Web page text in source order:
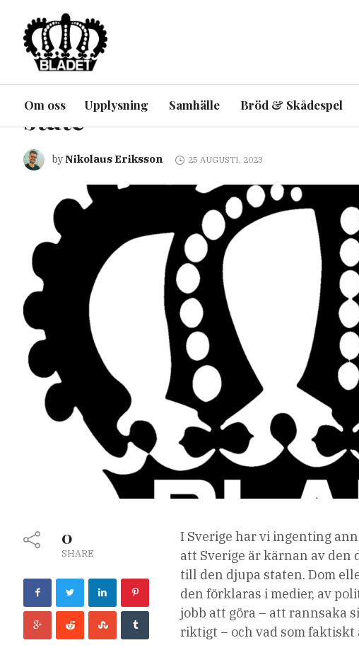
Om oss Upplysning Samhälle Bröd & Skådespel
ARTIKEL INRIKES
Sveriges relation till den
state”
byNikolaus Eriksson 25 AUGUSTI, 2023
0
SHARE
I Sverige har vi ingenting
att Sverige är kärnan av den
till den djupa staten. Dom
den förklaras i medier, av
jobb att göra – att rannsaka
riktigt – och vad som faktiskt